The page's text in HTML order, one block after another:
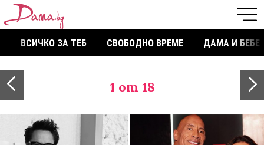
ВСИЧКО ЗА ТЕБ СВОБОДНО ВРЕМЕ ДАМА И БЕБЕ
1 от 18